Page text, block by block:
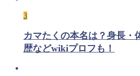
3
カマたくの本名は？身長・
歴などwikiプロフも！